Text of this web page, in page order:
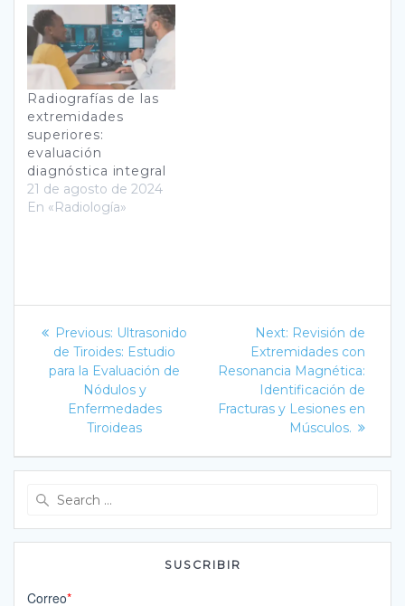
Radiografías de las
extremidades
superiores:
evaluación
diagnóstica integral
21 de agosto de 2024
En «Radiología»
Navegación
entradas
Previous: Previous
post:
Ultrasonido
de Tiroides: Estudio
para la Evaluación de
Nódulos y
Enfermedades
Tiroideas
Next: Next
post:
Revisión de
Extremidades con
Resonancia Magnética:
Identificación de
Fracturas y Lesiones en
Músculos.
SUSCRIBIR